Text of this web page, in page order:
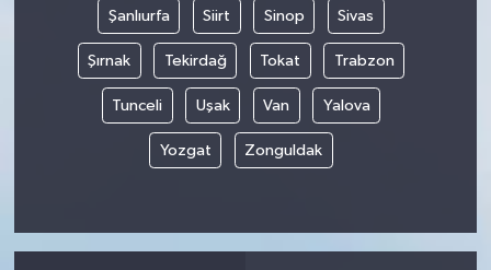
Şanlıurfa Siirt Sinop Sivas
Şırnak Tekirdağ Tokat Trabzon
Tunceli Uşak Van Yalova
Yozgat Zonguldak